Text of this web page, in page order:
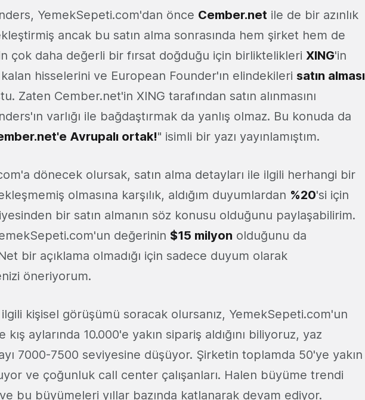
YemekSepeti.com'dan önce Cember.net ile de bir azınlık
ancak bu satın alma sonrasında hem şirket hem de
çok daha değerli bir fırsat doğduğu için birliktelikleri XING'in
hisselerini ve European Founder'ın elindekileri satın alması
Zaten Cember.net'in XING tarafından satın alınmasını
varlığı ile bağdaştırmak da yanlış olmaz. Bu konuda da
Avrupalı ortak!" isimli bir yazı yayınlamıştım.
dönecek olursak, satın alma detayları ile ilgili herhangi bir
olmasına karşılık, aldığım duyumlardan %20'si için
bir satın almanın söz konusu olduğunu paylaşabilirim.
değerinin $15 milyon olduğunu da
bir açıklama olmadığı için sadece duyum olarak
öneriyorum.
kişisel görüşümü soracak olursanız, YemekSepeti.com'un
aylarında 10.000'e yakın sipariş aldığını biliyoruz, yaz
7000-7500 seviyesine düşüyor. Şirketin toplamda 50'ye yakın
ve çoğunluk call center çalışanları. Halen büyüme trendi
bu büyümeleri yıllar bazında katlanarak devam ediyor.